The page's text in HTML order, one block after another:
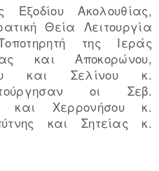
Ακολουθίας,
Θεία Λειτουργία
της Ιεράς
και Αποκορώνου,
και Σελίνου κ.
οι Σεβ.
και Χερρονήσου κ.
και Σητείας κ.